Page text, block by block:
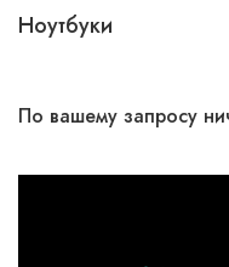
Ноутбуки
По вашему запросу